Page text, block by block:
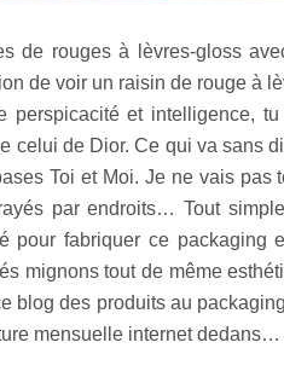
de rouges à lèvres-gloss
de voir un raisin de rouge à
perspicacité et intelligence,
celui de Dior. Ce qui va sans
Toi et Moi. Je ne vais pas
par endroits… Tout
pour fabriquer ce packaging
mignons tout de même
blog des produits au
mensuelle internet dedans…